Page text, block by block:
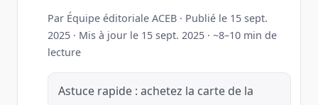
Par Équipe éditoriale ACEB· Publié le 15 sept.
2025· Mis à jour le 15 sept. 2025· ~8–10 min de
lecture
Astuce rapide : achetez la carte de la